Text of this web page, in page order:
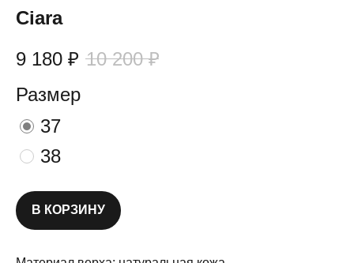
Ciara
9 180 ₽ 10 200 ₽
Размер
37
38
В КОРЗИНУ